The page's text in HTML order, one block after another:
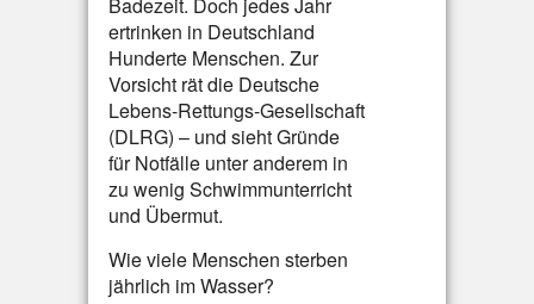
ertrinken in Deutschland
Hunderte Menschen. Zur
Vorsicht rät die Deutsche
Lebens-Rettungs-Gesellschaft
(DLRG) – und sieht Gründe
für Notfälle unter anderem in
zu wenig Schwimmunterricht
und Übermut.
Wie viele Menschen sterben
jährlich im Wasser?